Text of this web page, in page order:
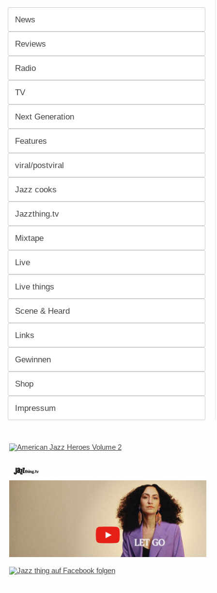
News
Reviews
Radio
TV
Next Generation
Features
viral/postviral
Jazz cooks
Jazzthing.tv
Mixtape
Live
Live things
Scene & Heard
Links
Gewinnen
Shop
Impressum